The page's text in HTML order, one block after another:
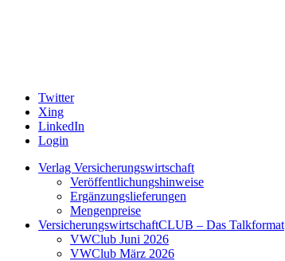
Twitter
Xing
LinkedIn
Login
Verlag Versicherungswirtschaft
Veröffentlichungshinweise
Ergänzungslieferungen
Mengenpreise
VersicherungswirtschaftCLUB – Das Talkformat
VWClub Juni 2026
VWClub März 2026